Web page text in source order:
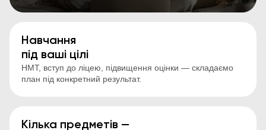
Навчання
під ваші цілі
НМТ, вступ до ліцею, підвищення оцінки — складаємо
план під конкретний результат.
Кілька предметів —